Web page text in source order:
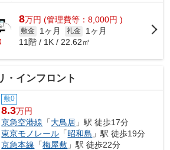
応じて駅を...
8万円 (管理費等：8,000円 )
敷金 1ヶ月 礼金
1ヶ月
11階 / 1K / 22.62㎡
・インフロント
敷0
8.3万円
京急空港線 「大鳥居 」駅 徒歩17分
東京モノレール 「昭和島 」駅 徒歩19分
京急本線 「梅屋敷 」駅 徒歩22分